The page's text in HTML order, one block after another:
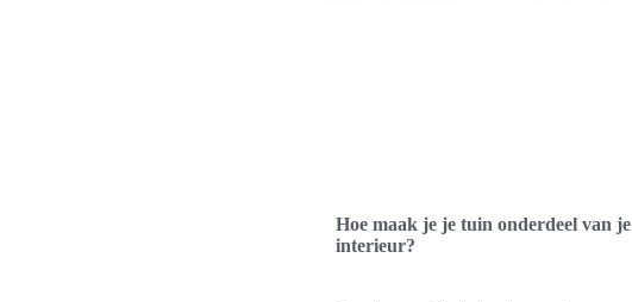
Hoe maak je je tuin onderdeel van je
interieur?